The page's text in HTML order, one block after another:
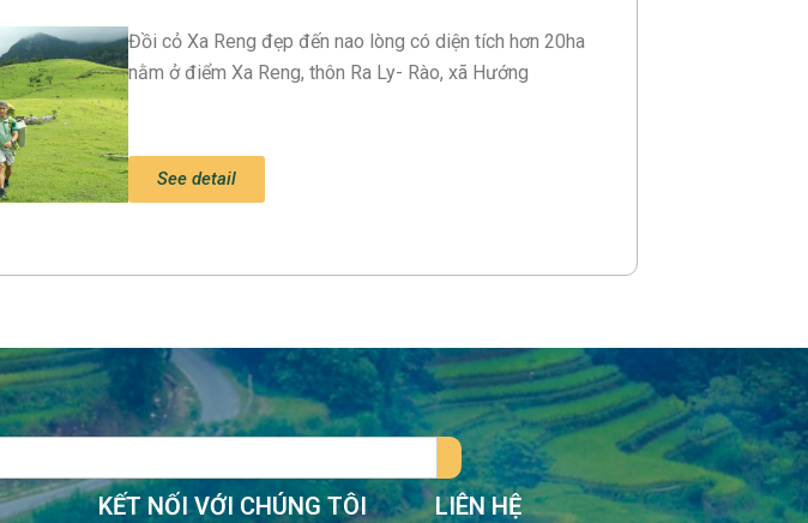
Đồi cỏ Xa Reng đẹp đến nao lòng có diện tích hơn 20ha
nằm ở điểm Xa Reng, thôn Ra Ly- Rào, xã Hướng
See detail
KẾT NỐI VỚI CHÚNG TÔI LIÊN HỆ